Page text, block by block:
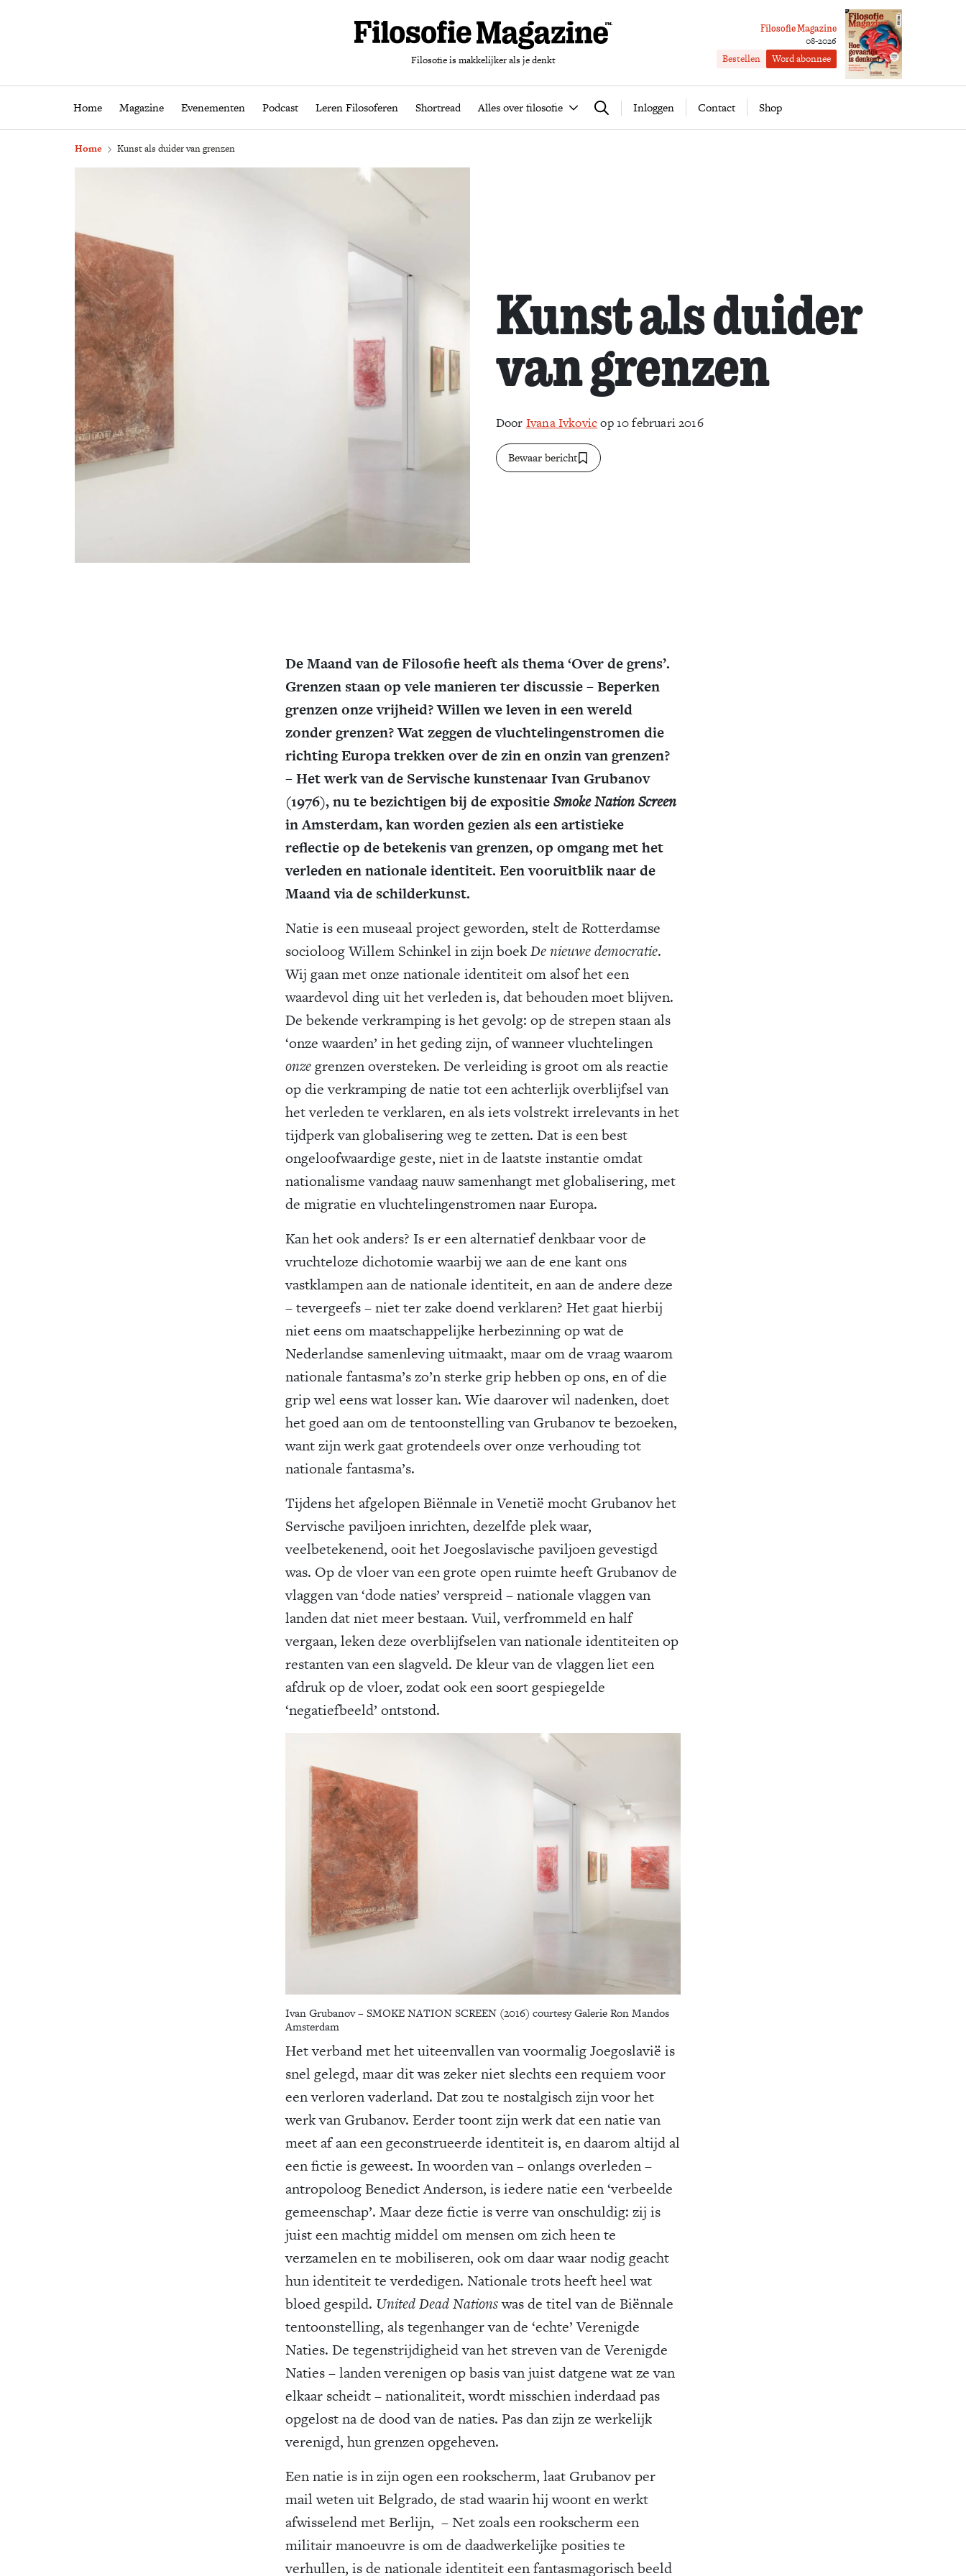
Filosofie is makkelijker als je denkt
Filosofie Magazine
08-2026
Bestellen Word abonnee
Home Magazine Evenementen Podcast Leren Filosoferen Shortread Alles over filosofie Zoeken Inloggen Contact Shop
Home Magazine Evenementen Podcast Leren Filosoferen Shortread Alles over filosofie Word abonnee
Home Kunst als duider van grenzen
Kunst als duider
van grenzen
Door Ivana Ivkovicop 10 februari 2016
Bewaar bericht
De Maand van de Filosofie heeft als thema ‘Over de grens’.
Grenzen staan op vele manieren ter discussie – Beperken
grenzen onze vrijheid? Willen we leven in een wereld
zonder grenzen? Wat zeggen de vluchtelingenstromen die
richting Europa trekken over de zin en onzin van grenzen?
– Het werk van de Servische kunstenaar Ivan Grubanov
(1976), nu te bezichtigen bij de expositieSmoke Nation Screen
in Amsterdam, kan worden gezien als een artistieke
reflectie op de betekenis van grenzen, op omgang met het
verleden en nationale identiteit. Een vooruitblik naar de
Maand via de schilderkunst.
Natie is een museaal project geworden, stelt de Rotterdamse
socioloog Willem Schinkel in zijn boekDe nieuwe democratie.
Wij gaan met onze nationale identiteit om alsof het een
waardevol ding uit het verleden is, dat behouden moet blijven.
De bekende verkramping is het gevolg: op de strepen staan als
‘onze waarden’ in het geding zijn, of wanneer vluchtelingen
onzegrenzen oversteken. De verleiding is groot om als reactie
op die verkramping de natie tot een achterlijk overblijfsel van
het verleden te verklaren, en als iets volstrekt irrelevants in het
tijdperk van globalisering weg te zetten. Dat is een best
ongeloofwaardige geste, niet in de laatste instantie omdat
nationalisme vandaag nauw samenhangt met globalisering, met
de migratie en vluchtelingenstromen naar Europa.
Kan het ook anders? Is er een alternatief denkbaar voor de
vruchteloze dichotomie waarbij we aan de ene kant ons
vastklampen aan de nationale identiteit, en aan de andere deze
– tevergeefs – niet ter zake doend verklaren? Het gaat hierbij
niet eens om maatschappelijke herbezinning op wat de
Nederlandse samenleving uitmaakt, maar om de vraag waarom
nationale fantasma’s zo’n sterke grip hebben op ons, en of die
grip wel eens wat losser kan. Wie daarover wil nadenken, doet
het goed aan om de tentoonstelling van Grubanov te bezoeken,
want zijn werk gaat grotendeels over onze verhouding tot
nationale fantasma’s.
Tijdens het afgelopen Biënnale in Venetië mocht Grubanov het
Servische paviljoen inrichten, dezelfde plek waar,
veelbetekenend, ooit het Joegoslavische paviljoen gevestigd
was. Op de vloer van een grote open ruimte heeft Grubanov de
vlaggen van ‘dode naties’ verspreid – nationale vlaggen van
landen dat niet meer bestaan. Vuil, verfrommeld en half
vergaan, leken deze overblijfselen van nationale identiteiten op
restanten van een slagveld. De kleur van de vlaggen liet een
afdruk op de vloer, zodat ook een soort gespiegelde
‘negatiefbeeld’ ontstond.
Ivan Grubanov – SMOKE NATION SCREEN (2016) courtesy Galerie Ron Mandos
Amsterdam
Het verband met het uiteenvallen van voormalig Joegoslavië is
snel gelegd, maar dit was zeker niet slechts een requiem voor
een verloren vaderland. Dat zou te nostalgisch zijn voor het
werk van Grubanov. Eerder toont zijn werk dat een natie van
meet af aan een geconstrueerde identiteit is, en daarom altijd al
een fictie is geweest. In woorden van – onlangs overleden –
antropoloog Benedict Anderson, is iedere natie een ‘verbeelde
gemeenschap’. Maar deze fictie is verre van onschuldig: zij is
juist een machtig middel om mensen om zich heen te
verzamelen en te mobiliseren, ook om daar waar nodig geacht
hun identiteit te verdedigen. Nationale trots heeft heel wat
bloed gespild. United Dead Nationswas de titel van de Biënnale
tentoonstelling, als tegenhanger van de ‘echte’ Verenigde
Naties. De tegenstrijdigheid van het streven van de Verenigde
Naties – landen verenigen op basis van juist datgene wat ze van
elkaar scheidt – nationaliteit, wordt misschien inderdaad pas
opgelost na de dood van de naties. Pas dan zijn ze werkelijk
verenigd, hun grenzen opgeheven.
Een natie is in zijn ogen een rookscherm, laat Grubanov per
mail weten uit Belgrado, de stad waarin hij woont en werkt
afwisselend met Berlijn, – Net zoals een rookscherm een
militair manoeuvre is om de daadwerkelijke posities te
verhullen, is de nationale identiteit een fantasmagorisch beeld